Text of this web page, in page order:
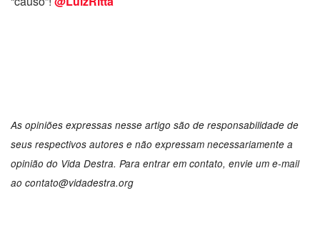
As opiniões expressas nesse artigo são de responsabilidade de
seus respectivos autores e não expressam necessariamente a
opinião do Vida Destra. Para entrar em contato, envie um e-mail
ao contato@vidadestra.org